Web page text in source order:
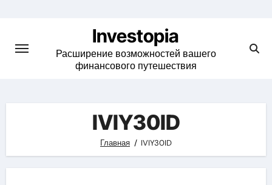
content
Investopia
Расширение возможностей вашего
финансового путешествия
IVIY30ID
Главная IVIY30ID